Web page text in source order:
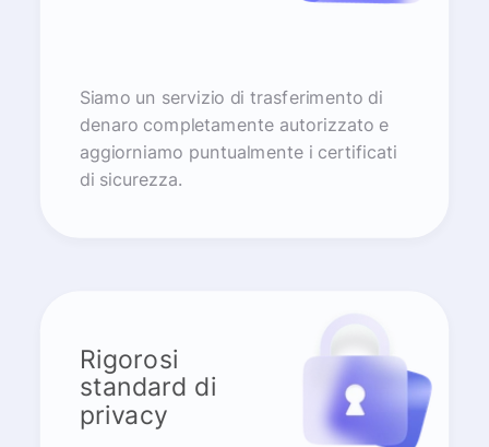
Siamo un servizio di trasferimento di
denaro completamente autorizzato e
aggiorniamo puntualmente i certificati
di sicurezza.
Rigorosi
standard di
privacy